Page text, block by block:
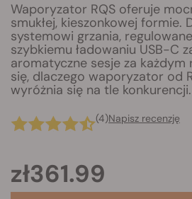
Waporyzator RQS oferuje
smukłej, kieszonkowej formie.
systemowi grzania,
szybkiemu ładowaniu USB-C
aromatyczne sesje za każdym
się, dlaczego waporyzator od
wyróżnia się na tle konkurencji.
(4)Napisz recenzję
zł361.99